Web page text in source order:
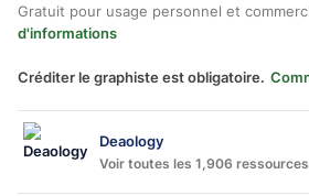
Gratuit pour usage personnel et
d'informations
Créditer le graphiste est obligatoire.
Deaology
Voir toutes les 1,906 ressources